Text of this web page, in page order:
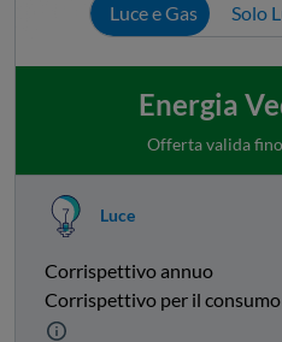
Luce e Gas Solo
Energia
Offerta valida
Luce
Corrispettivo annuo
Corrispettivo per il consumo